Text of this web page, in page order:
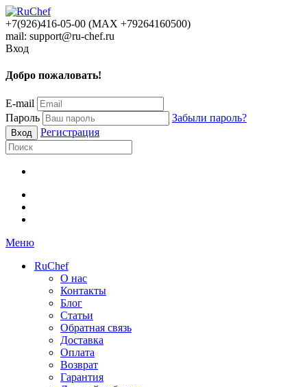
+7(926)416-05-00 (МАХ +79264160500)
mail: support@ru-chef.ru
Вход
Добро пожаловать!
E-mail
Пароль
Забыли пароль?
Регистрация
Меню
RuChef
О нас
Контакты
Блог
Статьи
Обратная связь
Доставка
Оплата
Возврат
Гарантия